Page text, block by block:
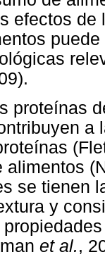
efectos
proteínas
a
alimentos
se tienen
y
et al.,